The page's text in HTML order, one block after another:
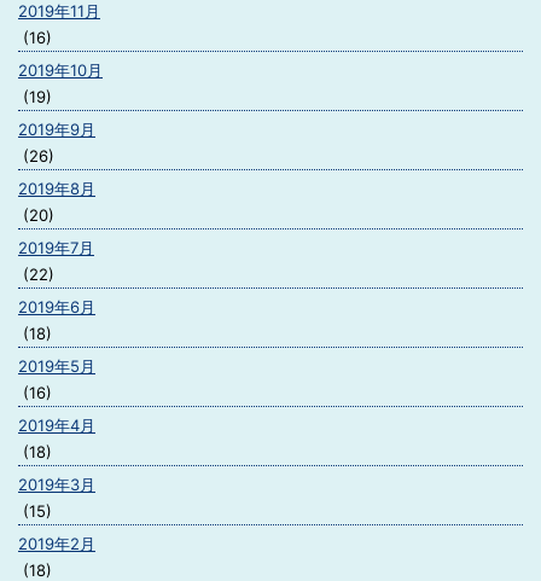
2019年11月
(16)
2019年10月
(19)
2019年9月
(26)
2019年8月
(20)
2019年7月
(22)
2019年6月
(18)
2019年5月
(16)
2019年4月
(18)
2019年3月
(15)
2019年2月
(18)